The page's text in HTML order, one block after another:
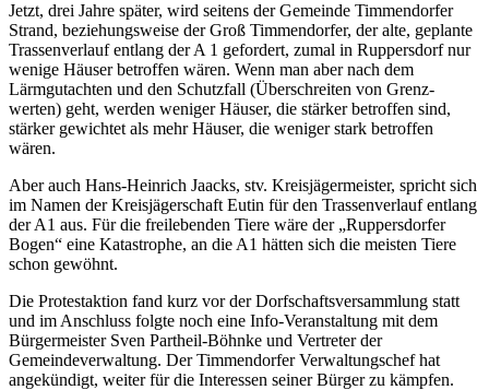
Jetzt, drei Jahre später, wird seitens der Gemeinde Timmendorfer
Strand, beziehungsweise der Groß Timmendorfer, der alte, geplante
Trassenverlauf entlang der A 1 gefordert, zumal in Ruppersdorf nur
wenige Häuser betroffen wären. Wenn man aber nach dem
Lärmgutachten und den Schutzfall (Überschreiten von Grenz­
werten) geht, werden weniger Häuser, die stärker betroffen sind,
stärker gewichtet als mehr Häuser, die weniger stark betroffen
wären.
Aber auch Hans-Heinrich Jaacks, stv. Kreisjägermeister, spricht sich
im Namen der Kreisjägerschaft Eutin für den Trassenverlauf entlang
der A1 aus. Für die freilebenden Tiere wäre der „Ruppersdorfer
Bogen“ eine Katastrophe, an die A1 hätten sich die meisten Tiere
schon gewöhnt.
Die Protestaktion fand kurz vor der Dorfschaftsversammlung statt
und im Anschluss folgte noch eine Info-Veranstaltung mit dem
Bürgermeister Sven Partheil-Böhnke und Vertreter der
Gemeindeverwaltung. Der Timmendorfer Verwaltungschef hat
angekündigt, weiter für die Interessen seiner Bürger zu kämpfen.